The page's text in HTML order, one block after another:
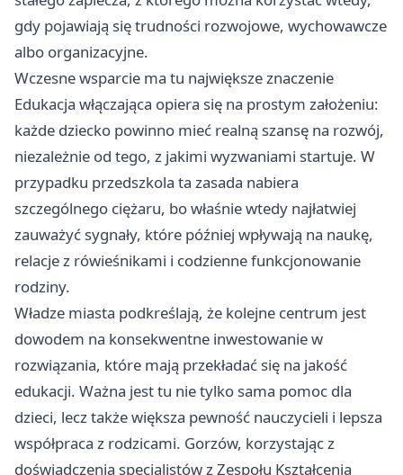
gdy pojawiają się trudności rozwojowe, wychowawcze
albo organizacyjne.
Wczesne wsparcie ma tu największe znaczenie
Edukacja włączająca opiera się na prostym założeniu:
każde dziecko powinno mieć realną szansę na rozwój,
niezależnie od tego, z jakimi wyzwaniami startuje. W
przypadku przedszkola ta zasada nabiera
szczególnego ciężaru, bo właśnie wtedy najłatwiej
zauważyć sygnały, które później wpływają na naukę,
relacje z rówieśnikami i codzienne funkcjonowanie
rodziny.
Władze miasta podkreślają, że kolejne centrum jest
dowodem na konsekwentne inwestowanie w
rozwiązania, które mają przekładać się na jakość
edukacji. Ważna jest tu nie tylko sama pomoc dla
dzieci, lecz także większa pewność nauczycieli i lepsza
współpraca z rodzicami. Gorzów, korzystając z
doświadczenia specjalistów z Zespołu Kształcenia